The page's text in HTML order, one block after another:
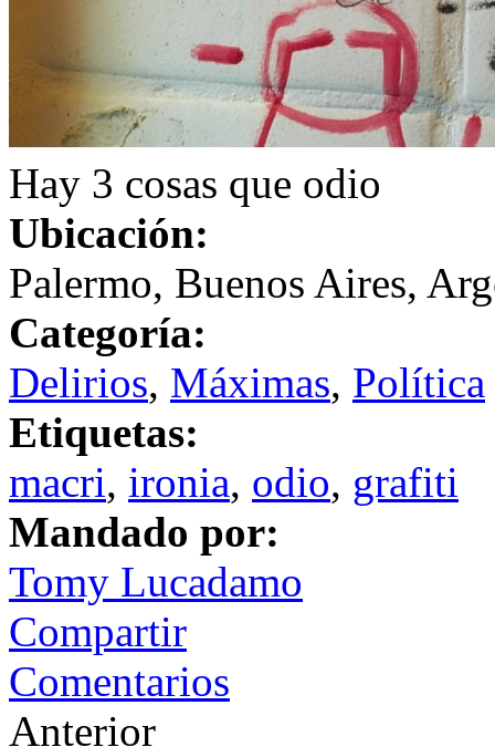
Hay 3 cosas que odio
Ubicación:
Palermo, Buenos Aires,
Categoría:
Delirios, Máximas, Política
Etiquetas:
macri, ironia, odio, grafiti
Mandado por:
Tomy Lucadamo
Compartir
Comentarios
Anterior